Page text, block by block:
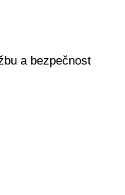
a bezpečnost